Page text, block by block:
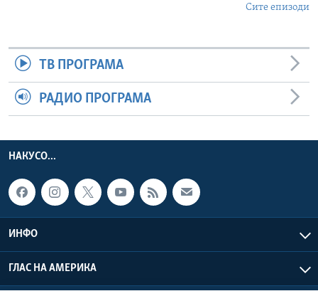
Сите епизоди
ТВ ПРОГРАМА
РАДИО ПРОГРАМА
НАКУСО...
ИНФО
ГЛАС НА АМЕРИКА